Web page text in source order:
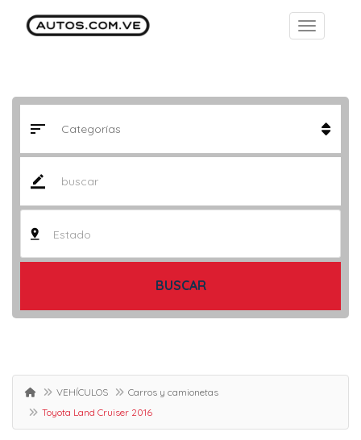
Estado
BUSCAR
VEHÍCULOS
Carros y camionetas
Toyota Land Cruiser 2016